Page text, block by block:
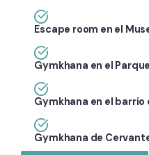
Escape room en el
Gymkhana en el
Gymkhana en el barrio
Gymkhana de